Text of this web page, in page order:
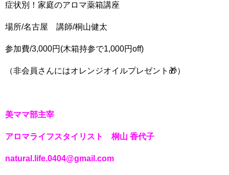
症状別！家庭のアロマ薬箱講座
場所/名古屋 講師/桐山健太
参加費/3,000円(木箱持参で1,000円off)
（非会員さんにはオレンジオイルプレゼント🎁）
美ママ部主宰
アロマライフスタイリスト 桐山 香代子
natural.life.0404@gmail.com